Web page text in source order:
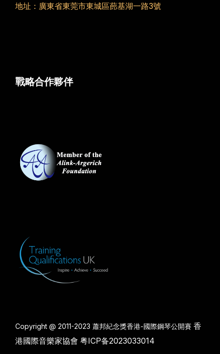
地址：廣東省東莞市東城區蓢基湖一路3號
戰略合作夥伴
Copyright @ 2011-2023 蕭邦紀念獎香港-國際鋼琴公開賽香
港國際音樂家協會 粤ICP备2023033014